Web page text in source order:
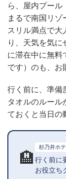
ら、屋内プール
まるで南国リゾ
スリル満点で大
り、天気を気
に滞在中に無料
です）のも、お
行く前に、準備
タオルのルール
ておくと当日の
🏨
杉乃井ホ
行く前に
お役立ち